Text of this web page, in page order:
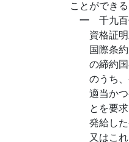
ことができる
一 千九
資格証
国際条
の締約
のうち
適当か
とを要
発給し
又はこ